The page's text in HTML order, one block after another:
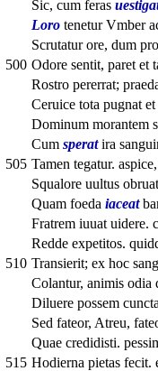
Sic, cum feras
Loro tenetur Vmber
Scrutatur ore, dum
500 Odore sentit, paret et
Rostro pererrat;
Ceruice tota pugnat
Dominum morantem
Cum speratira
505 Tamen tegatur.
Squalore uultus
Quam foeda iaceat
Fratrem iuuat uidere.
Redde expetitos.
510 Transierit; ex hoc
Colantur, animis odia
Diluere possem
Sed fateor, Atreu,
Quae credidisti.
515 Hodierna pietas fecit.